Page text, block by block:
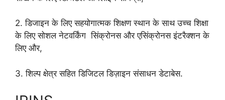
2. डिजाइन के लिए सहयोगात्मक शिक्षण स्थान के साथ उच्च शिक्षा
के लिए सोशल नेटवर्किंग सिंक्रोनस और एसिंक्रोनस इंटरैक्शन के
लिए और,
3. शिल्प क्षेत्र सहित डिजिटल डिज़ाइन संसाधन डेटाबेस.